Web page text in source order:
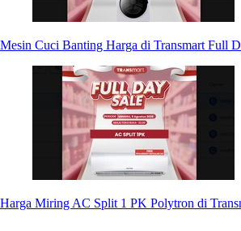
Mesin Cuci Banting Harga di Transmart Full
Harga Miring AC Split 1 PK Polytron di